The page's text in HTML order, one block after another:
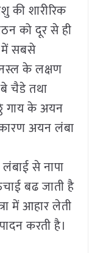
की शारीरिक
को दूर से ही
में सबसे
नस्ल के लक्षण
चैडे तथा
गाय के अयन
अयन लंबा
से नापा
बढ जाती है
में आहार लेती
करती है।